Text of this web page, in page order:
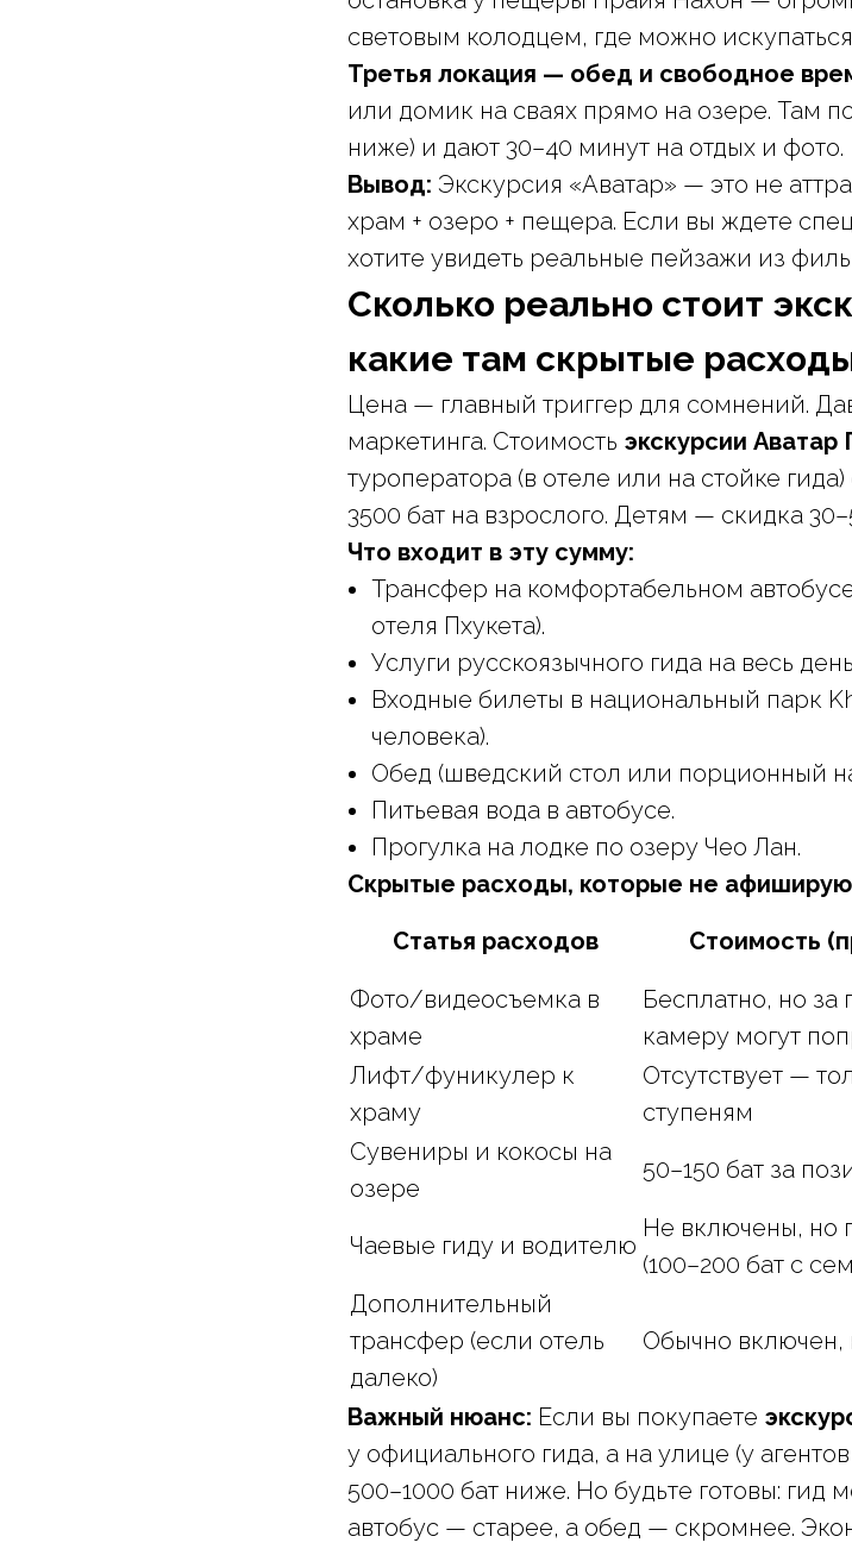
световым колодцем, где можно
Третья локация — обед и свободное
или домик на сваях прямо на озере. Там
ниже) и дают 30–40 минут на отдых и фото.
Вывод: Экскурсия «Аватар» — это не
храм + озеро + пещера. Если вы ждете
хотите увидеть реальные пейзажи из
Сколько реально стоит
какие там скрытые
Цена — главный триггер для сомнений.
маркетинга. Стоимость экскурсии Аватар
туроператора (в отеле или на стойке
3500 бат на взрослого. Детям — скидка
Что входит в эту сумму:
Трансфер на комфортабельном
отеля Пхукета).
Услуги русскоязычного гида на весь
Входные билеты в национальный парк
человека).
Обед (шведский стол или порционный
Питьевая вода в автобусе.
Прогулка на лодке по озеру Чео Лан.
Скрытые расходы, которые не
Статья расходов
Стоимость
Фото/видеосъемка в
храме
Бесплатно, но
камеру могут
Лифт/фуникулер к
храму
Отсутствует —
ступеням
Сувениры и кокосы на
озере
50–150 бат за
Чаевые гиду и водителю
Не включены, но
(100–200 бат с
Дополнительный
трансфер (если отель
далеко)
Обычно включен,
Важный нюанс: Если вы покупаете
у официального гида, а на улице (у
500–1000 бат ниже. Но будьте готовы: гид
автобус — старее, а обед — скромнее.